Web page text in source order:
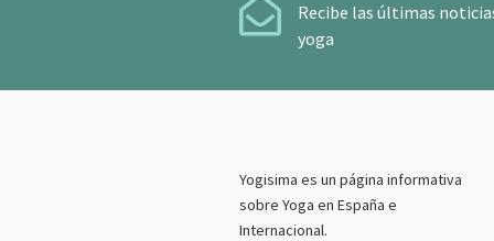
Recibe las últimas
yoga
Yogisima es un página informativa
sobre Yoga en España e
Internacional.